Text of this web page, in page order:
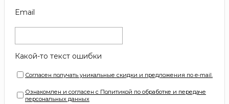
Email
Какой-то текст ошибки
Согласен получать уникальные скидки и предложения по e-mail.
Ознакомлен и согласен с Политикой по обработке и передаче
персональных данных